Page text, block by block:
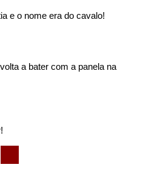
e o nome era do cavalo!
a bater com a panela na